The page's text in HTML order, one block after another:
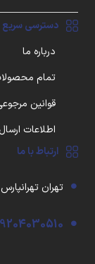
دسترسی سریع
درباره ما
تمام
قوانین
اطلاعات
ارتباط با ما
تهران